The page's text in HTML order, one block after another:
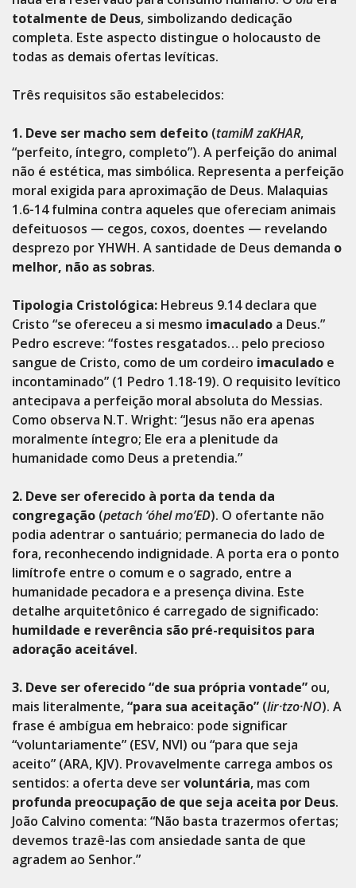
totalmente de Deus, simbolizando dedicação
completa. Este aspecto distingue o holocausto de
todas as demais ofertas levíticas.
Três requisitos são estabelecidos:
1. Deve ser macho sem defeito (tamiM zaKHAR,
“perfeito, íntegro, completo”). A perfeição do animal
não é estética, mas simbólica. Representa a perfeição
moral exigida para aproximação de Deus. Malaquias
1.6-14 fulmina contra aqueles que ofereciam animais
defeituosos — cegos, coxos, doentes — revelando
desprezo por YHWH. A santidade de Deus demanda o
melhor, não as sobras.
Tipologia Cristológica: Hebreus 9.14 declara que
Cristo “se ofereceu a si mesmo imaculado a Deus.”
Pedro escreve: “fostes resgatados… pelo precioso
sangue de Cristo, como de um cordeiro imaculado e
incontaminado” (1 Pedro 1.18-19). O requisito levítico
antecipava a perfeição moral absoluta do Messias.
Como observa N.T. Wright: “Jesus não era apenas
moralmente íntegro; Ele era a plenitude da
humanidade como Deus a pretendia.”
2. Deve ser oferecido à porta da tenda da
congregação (petach ‘óhel mo’ED). O ofertante não
podia adentrar o santuário; permanecia do lado de
fora, reconhecendo indignidade. A porta era o ponto
limítrofe entre o comum e o sagrado, entre a
humanidade pecadora e a presença divina. Este
detalhe arquitetônico é carregado de significado:
humildade e reverência são pré-requisitos para
adoração aceitável.
3. Deve ser oferecido “de sua própria vontade” ou,
mais literalmente,“para sua aceitação” (lir·tzo·NO). A
frase é ambígua em hebraico: pode significar
“voluntariamente” (ESV, NVI) ou “para que seja
aceito” (ARA, KJV). Provavelmente carrega ambos os
sentidos: a oferta deve servoluntária, mas com
profunda preocupação de que seja aceita por Deus.
João Calvino comenta: “Não basta trazermos ofertas;
devemos trazê-las com ansiedade santa de que
agradem ao Senhor.”